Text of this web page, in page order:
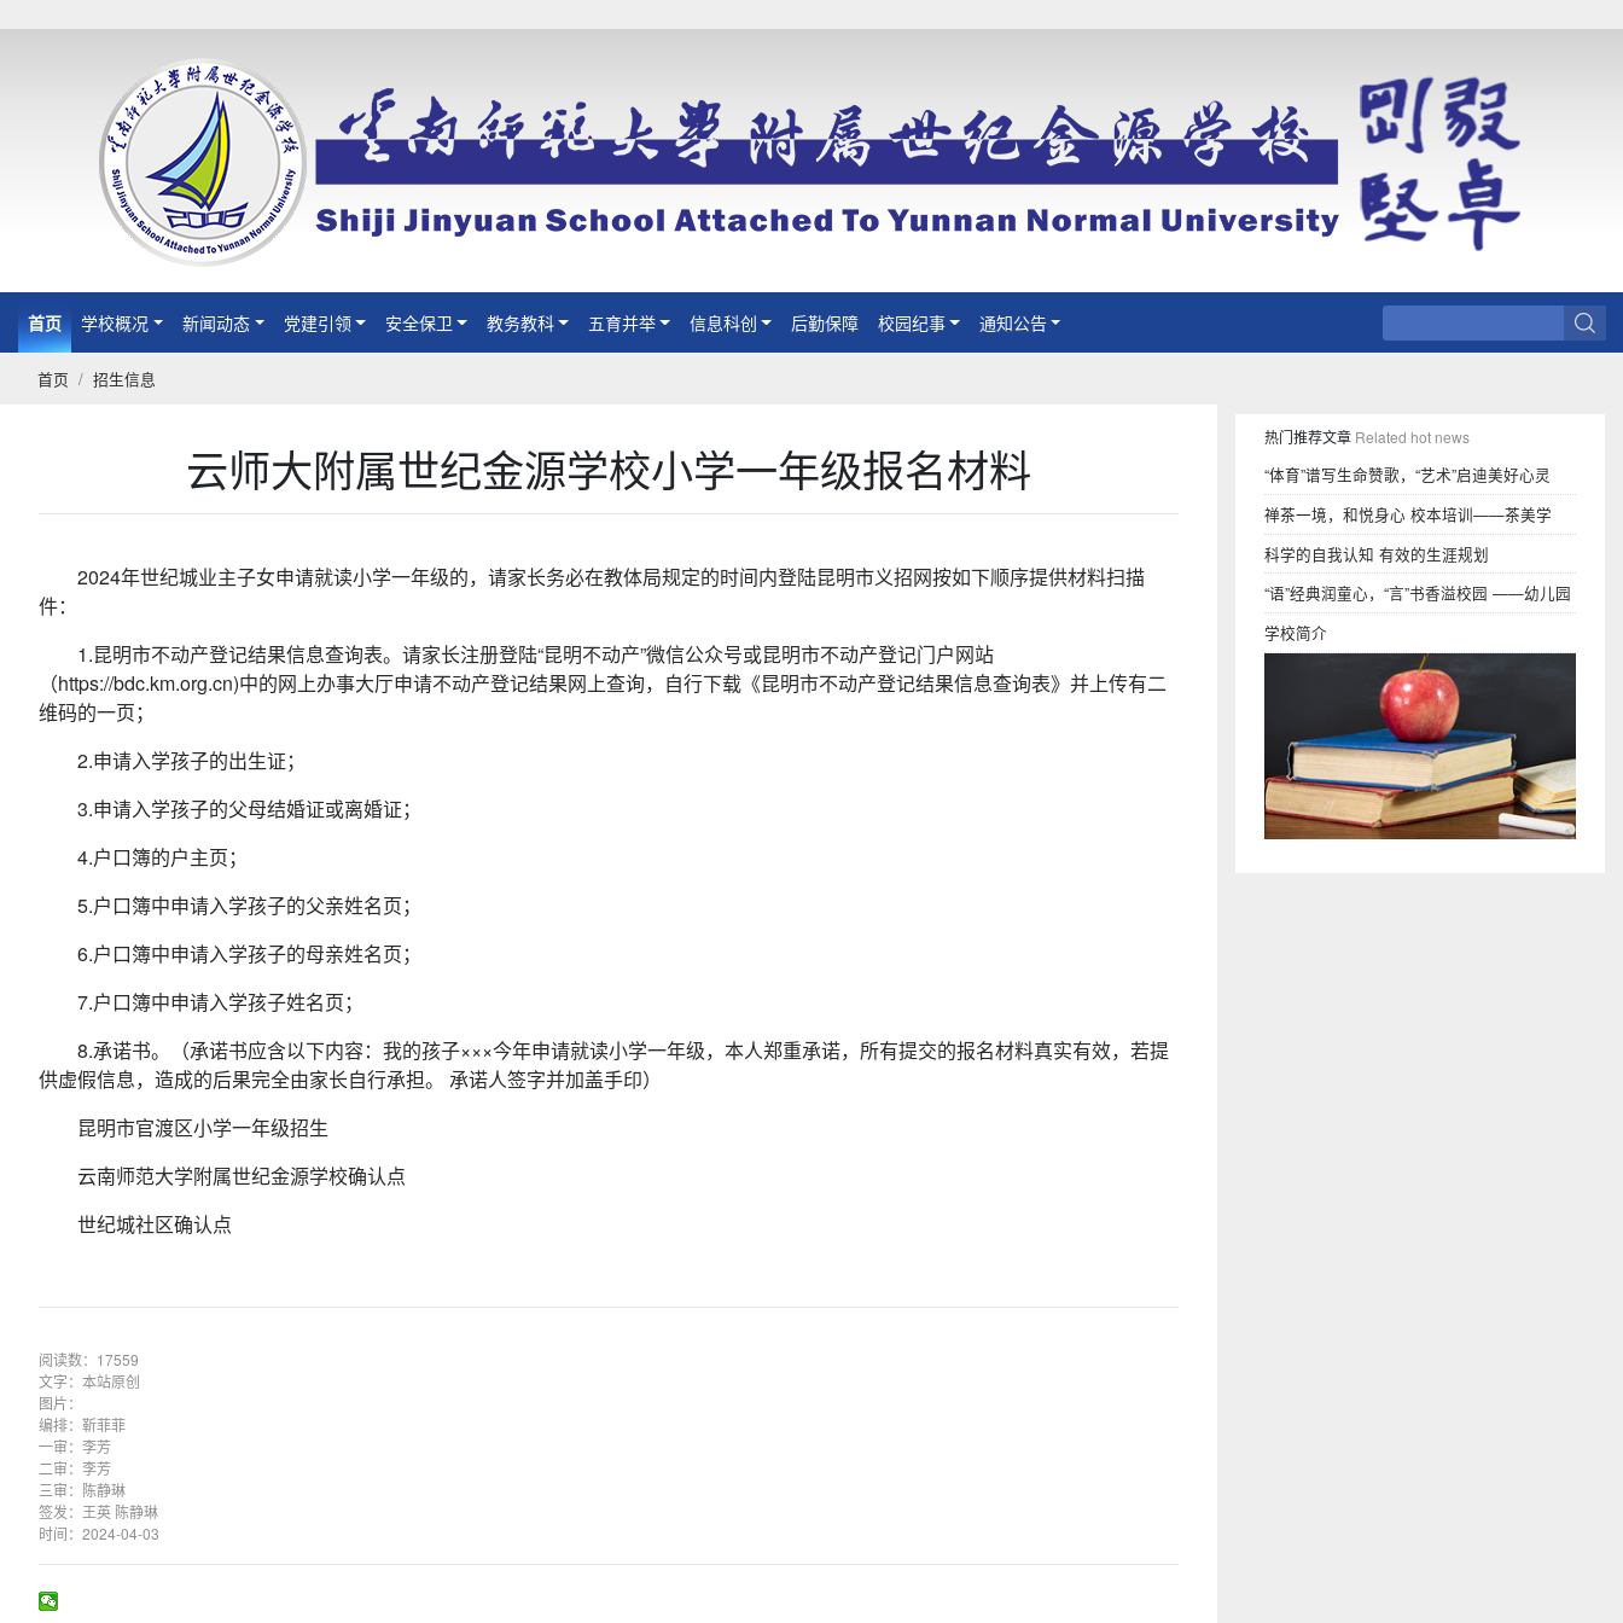
首页(current)
学校概况 新闻动态 党建引领 安全保卫 教务教科 五育并举 信息科创 后勤保障 校园纪事 通知公告
首页 招生信息
云师大附属世纪金源学校小学一年级报名材料
2024年世纪城业主子女申请就读小学一年级的，请家长务必在教体局规定的时间内登陆昆明市义招网按如下顺序提供材料扫描
件：
1.昆明市不动产登记结果信息查询表。请家长注册登陆“昆明不动产”微信公众号或昆明市不动产登记门户网站
（https://bdc.km.org.cn)中的网上办事大厅申请不动产登记结果网上查询，自行下载《昆明市不动产登记结果信息查询表》并上传有二
维码的一页；
2.申请入学孩子的出生证；
3.申请入学孩子的父母结婚证或离婚证；
4.户口簿的户主页；
5.户口簿中申请入学孩子的父亲姓名页；
6.户口簿中申请入学孩子的母亲姓名页；
7.户口簿中申请入学孩子姓名页；
8.承诺书。（承诺书应含以下内容：我的孩子×××今年申请就读小学一年级，本人郑重承诺，所有提交的报名材料真实有效，若提
供虚假信息，造成的后果完全由家长自行承担。 承诺人签字并加盖手印）
昆明市官渡区小学一年级招生
云南师范大学附属世纪金源学校确认点
世纪城社区确认点
阅读数：17559
文字：本站原创
图片：
编排：靳菲菲
一审：李芳
二审：李芳
三审：陈静琳
签发：王英 陈静琳
时间：2024-04-03
热门推荐文章 Related hot news
“体育”谱写生命赞歌，“艺术”启迪美好心灵
禅茶一境，和悦身心 校本培训——茶美学
科学的自我认知 有效的生涯规划
“语”经典润童心，“言”书香溢校园 ——幼儿园
段语言教研组
学校简介